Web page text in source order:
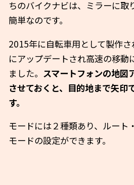
ちのバイクナビは、ミラーに取
簡単なのです。
2015年に自転車用として製作
にアップデートされ高速の移動
ました。 スマートフォンの地
させておくと、目的地まで矢印
す。
モードには２種類あり、ルート
モードの設定ができます。